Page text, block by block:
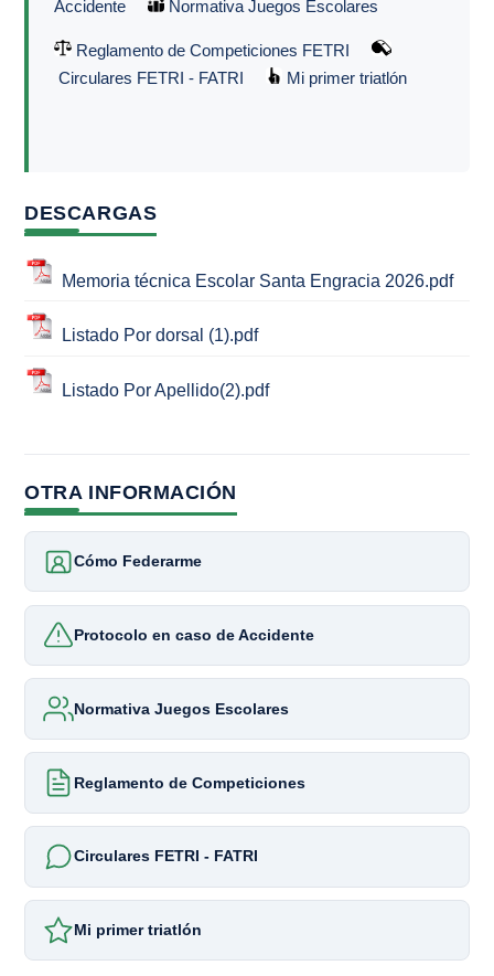
Accidente Normativa Juegos Escolares
Reglamento de Competiciones FETRI
Circulares FETRI - FATRI
Mi primer triatlón
DESCARGAS
Memoria técnica Escolar Santa Engracia 2026.pdf
Listado Por dorsal (1).pdf
Listado Por Apellido(2).pdf
OTRA INFORMACIÓN
Cómo Federarme
Protocolo en caso de Accidente
Normativa Juegos Escolares
Reglamento de Competiciones
Circulares FETRI - FATRI
Mi primer triatlón